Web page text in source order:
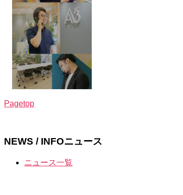
Pagetop
NEWS / INFOニュース
ニュース一覧